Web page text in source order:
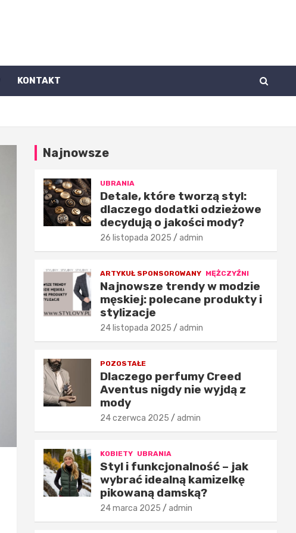
KONTAKT
Najnowsze
UBRANIA
Detale, które tworzą styl:
dlaczego dodatki odzieżowe
decydują o jakości mody?
26 listopada 2025 admin
ARTYKUŁ SPONSOROWANY MĘŻCZYŹNI
Najnowsze trendy w modzie
męskiej: polecane produkty i
stylizacje
24 listopada 2025 admin
POZOSTAŁE
Dlaczego perfumy Creed
Aventus nigdy nie wyjdą z
mody
24 czerwca 2025 admin
KOBIETY UBRANIA
Styl i funkcjonalność – jak
wybrać idealną kamizelkę
pikowaną damską?
24 marca 2025 admin